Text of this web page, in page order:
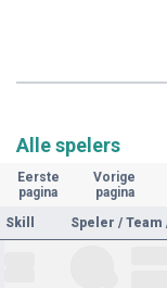
Alle spelers
Eerste
pagina
Vorige
pagina
Skill
Speler /